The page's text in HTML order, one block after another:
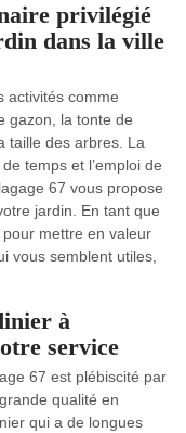
privilégié
dans la ville
activités comme
gazon, la tonte de
taille des arbres. La
temps et l’emploi de
67 vous propose
jardin. En tant que
mettre en valeur
vous semblent utiles,
à
service
67 est plébiscité par
qualité en
qui a de longues